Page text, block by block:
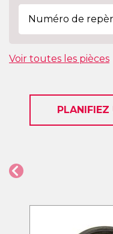
Voir toutes les pièces
PLANIFIEZ